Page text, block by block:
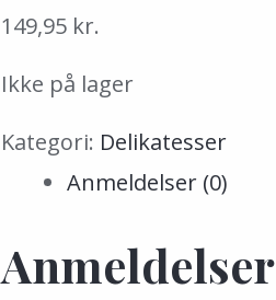
149,95 kr.
Ikke på lager
Kategori: Delikatesser
Anmeldelser (0)
Anmeldelser